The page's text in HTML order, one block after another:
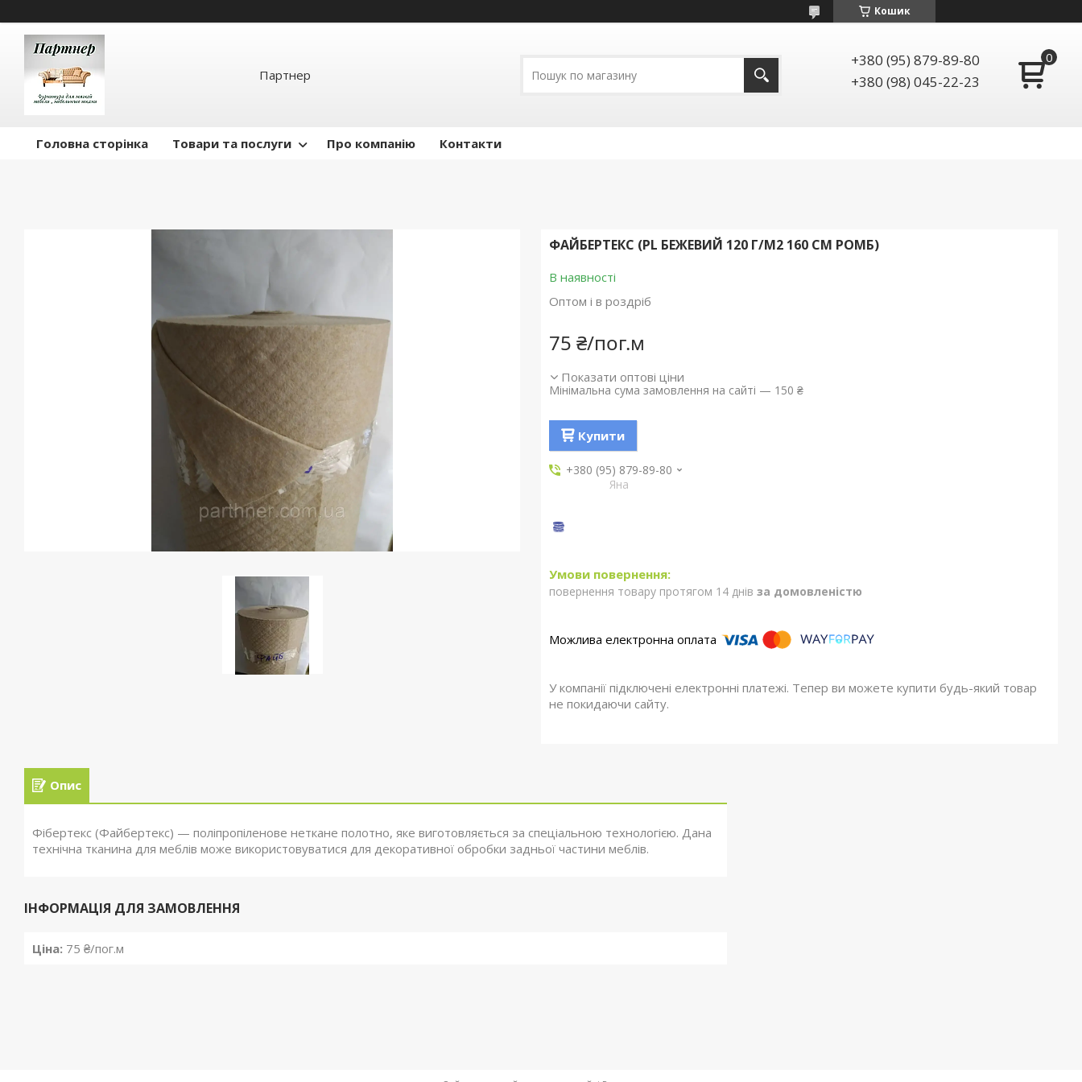
Кошик
Партнер
+380 (95) 879-89-80
+380 (98) 045-22-23
Головна сторінка Товари та послуги Про компанію Контакти
ФАЙБЕРТЕКС (PL БЕЖЕВИЙ 120 Г/М2 160 СМ РОМБ)
В наявності
Оптом і в роздріб
75 ₴/пог.м
Показати оптові ціни
Мінімальна сума замовлення на сайті — 150 ₴
Купити
+380 (95) 879-89-80
Яна
повернення товару протягом 14 днів за домовленістю
У компанії підключені електронні платежі. Тепер ви можете купити будь-який товар
не покидаючи сайту.
Опис
Фібертекс (Файбертекс) — поліпропіленове неткане полотно, яке виготовляється за спеціальною технологією. Дана
технічна тканина для меблів може використовуватися для декоративної обробки задньої частини меблів.
ІНФОРМАЦІЯ ДЛЯ ЗАМОВЛЕННЯ
Ціна: 75 ₴/пог.м